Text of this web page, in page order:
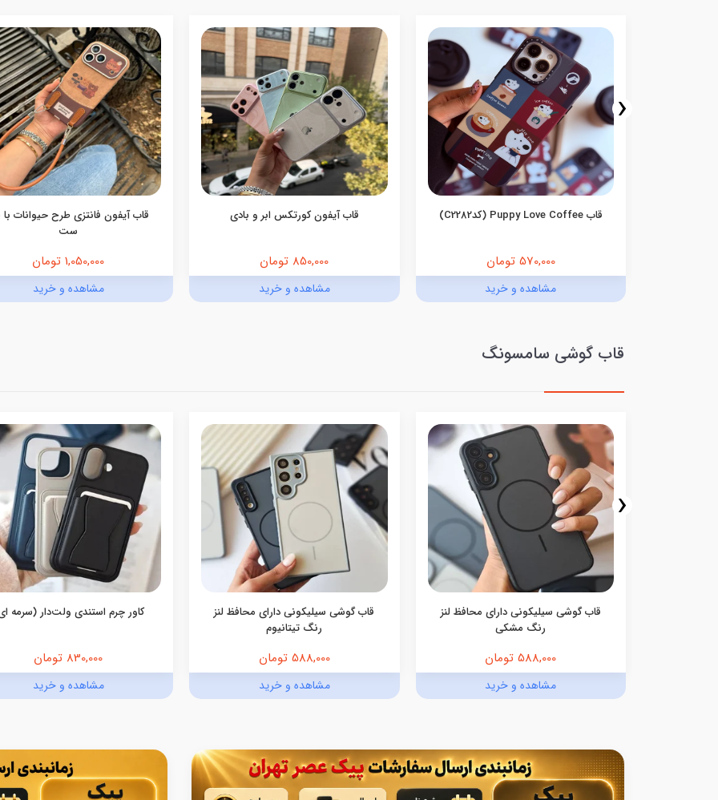
قاب Puppy Love Coffee (کدC2282)
570,000 تومان
مشاهده و خرید
قاب آیفون کورتکس ابر و بادی
850,000 تومان
مشاهده و خرید
قاب آیفون فانتزی طرح حیوانات با
ست
1,050,000 تومان
مشاهده و خرید
‹
قاب گوشی سامسونگ
قاب گوشی سیلیکونی دارای محافظ لنز
رنگ مشکی
588,000 تومان
مشاهده و خرید
قاب گوشی سیلیکونی دارای محافظ لنز
رنگ تیتانیوم
588,000 تومان
مشاهده و خرید
کاور چرم استندی ولت‌دار (سرمه
830,000 تومان
مشاهده و خرید
‹